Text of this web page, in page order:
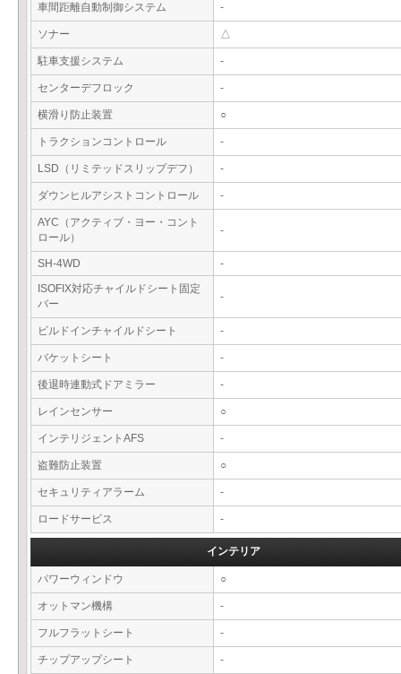
車間距離自動制御システム -
ソナー △
駐車支援システム -
センターデフロック -
横滑り防止装置 ○
トラクションコントロール -
LSD（リミテッドスリップデフ） -
ダウンヒルアシストコントロール -
AYC（アクティブ・ヨー・コント
ロール）
-
SH-4WD
-
ISOFIX対応チャイルドシート固定
バー
-
ビルドインチャイルドシート -
バケットシート -
後退時連動式ドアミラー -
レインセンサー ○
インテリジェントAFS -
盗難防止装置 ○
セキュリティアラーム -
ロードサービス -
インテリア
パワーウィンドウ ○
オットマン機構 -
フルフラットシート -
チップアップシート -